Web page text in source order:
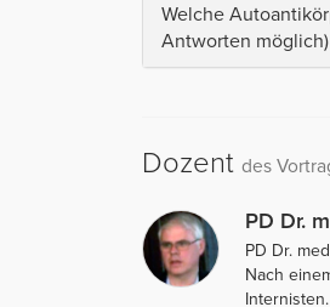
Welche
Antworten möglich)
Dozent des
PD Dr.
PD Dr.
Nach